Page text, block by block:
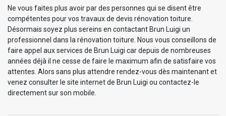
Ne vous faites plus avoir par des personnes qui se disent être
compétentes pour vos travaux de devis rénovation toiture.
Désormais soyez plus sereins en contactant Brun Luigi un
professionnel dans la rénovation toiture. Nous vous conseillons de
faire appel aux services de Brun Luigi car depuis de nombreuses
années déjà il ne cesse de faire le maximum afin de satisfaire vos
attentes. Alors sans plus attendre rendez-vous dès maintenant et
venez consulter le site internet de Brun Luigi ou contactez-le
directement sur son mobile.